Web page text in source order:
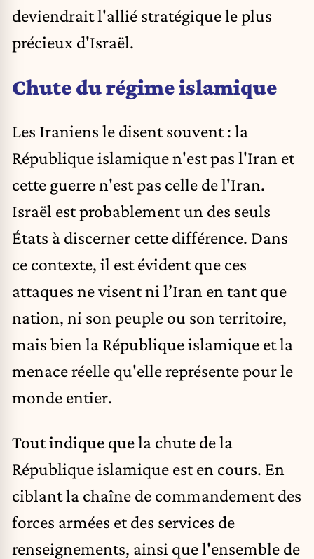
deviendrait l'allié stratégique le plus
précieux d'Israël.
Chute du régime islamique
Les Iraniens le disent souvent : la
République islamique n'est pas l'Iran et
cette guerre n'est pas celle de l'Iran.
Israël est probablement un des seuls
États à discerner cette différence. Dans
ce contexte, il est évident que ces
attaques ne visent ni l’Iran en tant que
nation, ni son peuple ou son territoire,
mais bien la République islamique et la
menace réelle qu'elle représente pour le
monde entier.
Tout indique que la chute de la
République islamique est en cours. En
ciblant la chaîne de commandement des
forces armées et des services de
renseignements, ainsi que l'ensemble de